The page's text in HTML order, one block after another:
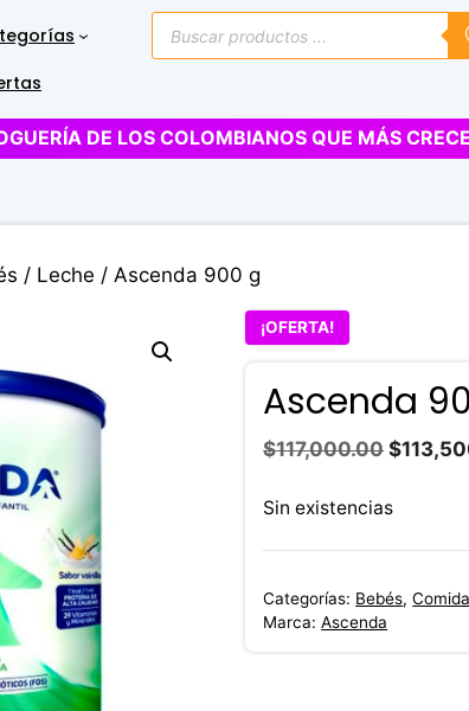
Búsqueda
de
productos
DE LOS COLOMBIANOS QUE MÁS
/ Leche / Ascenda 900 g
¡OFERTA!
Ascenda
$117,000.00El
original
$
Sin existencias
Categorías: Bebés,
Marca:Ascenda